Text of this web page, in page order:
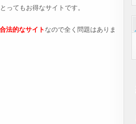
ってもお得なサイトです。
法的なサイト なので全く問題はありま